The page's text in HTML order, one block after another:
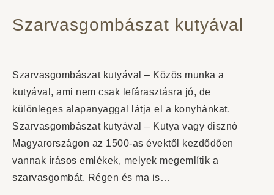
Szarvasgombászat kutyával
Szarvasgombászat kutyával – Közös munka a
kutyával, ami nem csak lefárasztásra jó, de
különleges alapanyaggal látja el a konyhánkat.
Szarvasgombászat kutyával – Kutya vagy disznó
Magyarországon az 1500-as évektől kezdődően
vannak írásos emlékek, melyek megemlítik a
szarvasgombát. Régen és ma is…